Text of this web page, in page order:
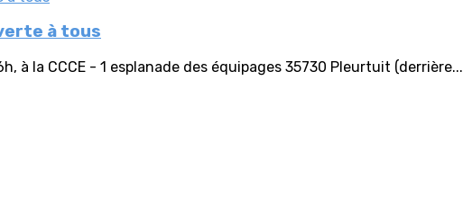
à tous
à la CCCE - 1 esplanade des équipages 35730 Pleurtuit (derrière...